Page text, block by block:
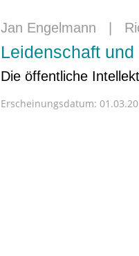
Jan Engelmann
Leidenschaft und
Die öffentliche
Erscheinungsdatum: